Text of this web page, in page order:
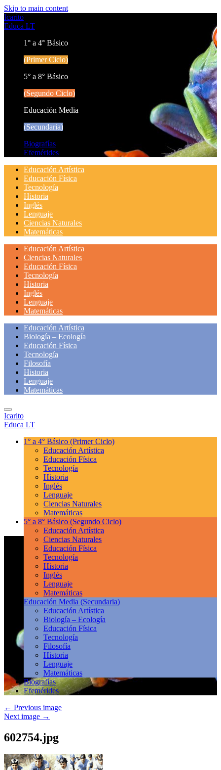
Skip to main content
Icarito
Educa LT
1° a 4° Básico
(Primer Ciclo)
5° a 8° Básico
(Segundo Ciclo)
Educación Media
(Secundaria)
Biografías
Efemérides
Educación Artística
Educación Física
Tecnología
Historia
Inglés
Lenguaje
Ciencias Naturales
Matemáticas
Educación Artística
Ciencias Naturales
Educación Física
Tecnología
Historia
Inglés
Lenguaje
Matemáticas
Educación Artística
Biología – Ecología
Educación Física
Tecnología
Filosofía
Historia
Lenguaje
Matemáticas
Icarito
Educa LT
1° a 4° Básico (Primer Ciclo)
Educación Artística
Educación Física
Tecnología
Historia
Inglés
Lenguaje
Ciencias Naturales
Matemáticas
5° a 8° Básico (Segundo Ciclo)
Educación Artística
Ciencias Naturales
Educación Física
Tecnología
Historia
Inglés
Lenguaje
Matemáticas
Educación Media (Secundaria)
Educación Artística
Biología – Ecología
Educación Física
Tecnología
Filosofía
Historia
Lenguaje
Matemáticas
Biografías
Efemérides
← Previous image
Next image →
602754.jpg